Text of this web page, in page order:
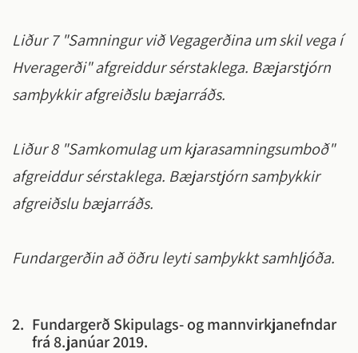
Liður 7 "Samningur við Vegagerðina um skil vega í
Hveragerði" afgreiddur sérstaklega. Bæjarstjórn
samþykkir afgreiðslu bæjarráðs.
Liður 8 "Samkomulag um kjarasamningsumboð"
afgreiddur sérstaklega. Bæjarstjórn samþykkir
afgreiðslu bæjarráðs.
Fundargerðin að öðru leyti samþykkt samhljóða.
2. Fundargerð Skipulags- og mannvirkjanefndar
frá 8.janúar 2019.